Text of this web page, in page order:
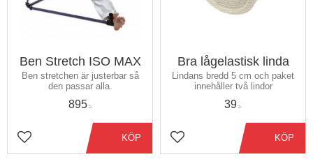
Ben Stretch ISO MAX
​Ben stretchen är justerbar så
den passar alla.
895:-
Lägg till i favoriter
KÖP
Bra lågelastisk linda
Lindans bredd 5 cm och paket
innehåller två lindor
39 :-
Lägg till i favoriter
KÖP